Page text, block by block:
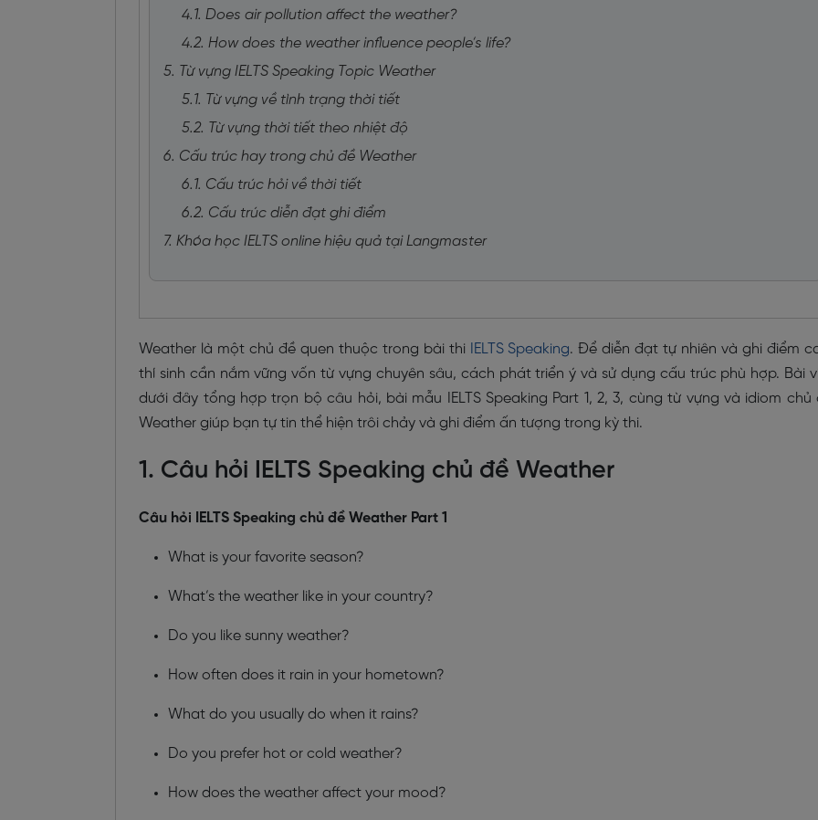
4.1. Does air pollution affect the weather?
4.2. How does the weather influence people’s life?
5. Từ vựng IELTS Speaking Topic Weather
5.1. Từ vựng về tình trạng thời tiết
5.2. Từ vựng thời tiết theo nhiệt độ
6. Cấu trúc hay trong chủ đề Weather
6.1. Cấu trúc hỏi về thời tiết
6.2. Cấu trúc diễn đạt ghi điểm
7. Khóa học IELTS online hiệu quả tại Langmaster
Weather là một chủ đề quen thuộc trong bài thi IELTS Speaking. Để diễn đạt tự nhiên và ghi điểm
thí sinh cần nắm vững vốn từ vựng chuyên sâu, cách phát triển ý và sử dụng cấu trúc phù hợp. Bài
dưới đây tổng hợp trọn bộ câu hỏi, bài mẫu IELTS Speaking Part 1, 2, 3, cùng từ vựng và idiom chủ
Weather giúp bạn tự tin thể hiện trôi chảy và ghi điểm ấn tượng trong kỳ thi.
1. Câu hỏi IELTS Speaking chủ đề Weather
Câu hỏi IELTS Speaking chủ đề Weather Part 1
What is your favorite season?
What’s the weather like in your country?
Do you like sunny weather?
How often does it rain in your hometown?
What do you usually do when it rains?
Do you prefer hot or cold weather?
How does the weather affect your mood?